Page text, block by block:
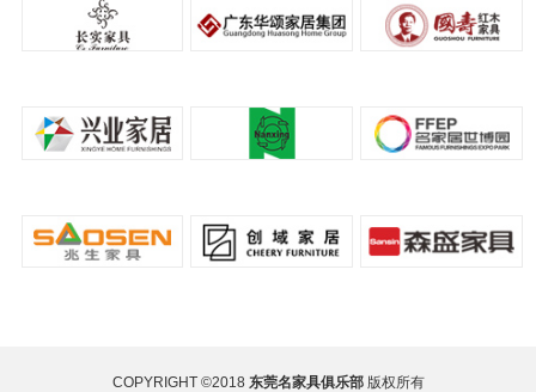
COPYRIGHT ©2018 东莞名家具俱乐部版权所有